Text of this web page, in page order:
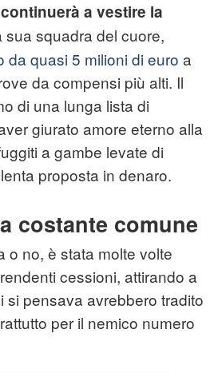
a vestire la
sua squadra del cuore,
da quasi 5 milioni di euro a
da compensi più alti. Il
di una lunga lista di
giurato amore eterno alla
a gambe levate di
proposta in denaro.
costante comune
o no, è stata molte volte
cessioni, attirando a
si pensava avrebbero tradito
per il nemico numero